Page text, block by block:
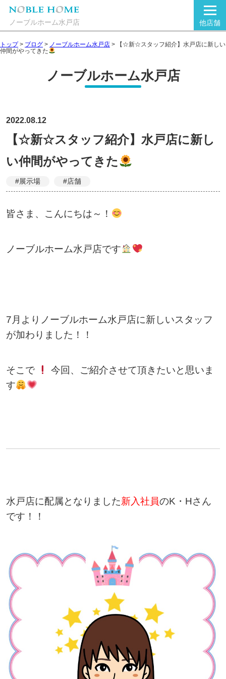
ノーブルホーム水戸店 他店舗
トップ> ブログ > ノーブルホーム水戸店 >
【☆新☆スタッフ紹介】水戸店に新しい
仲間がやってきた
ノーブルホーム水戸店
2022.08.12
【☆新☆スタッフ紹介】水戸店に新し
い仲間がやってきた
#展示場 #店舗
皆さま、こんにちは～！
ノーブルホーム水戸店です
7月よりノーブルホーム水戸店に新しいスタッフ
が加わりました！！
そこで
今回、ご紹介させて頂きたいと思いま
す
水戸店に配属となりました新入社員のK・Hさん
です！！